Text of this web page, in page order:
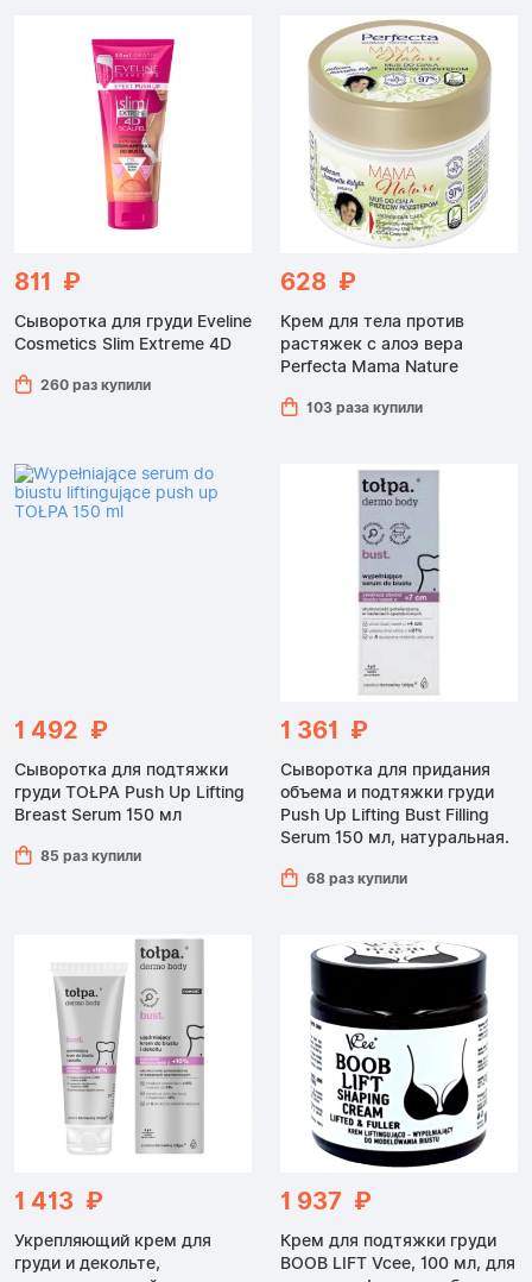
811 ₽
Сыворотка для груди Eveline
Cosmetics Slim Extreme 4D
260 раз купили
628 ₽
Крем для тела против
растяжек с алоэ вера
Perfecta Mama Nature
103 раза купили
1 492 ₽
Сыворотка для подтяжки
груди TOŁPA Push Up Lifting
Breast Serum 150 мл
85 раз купили
1 361 ₽
Сыворотка для придания
объема и подтяжки груди
Push Up Lifting Bust Filling
Serum 150 мл, натуральная.
68 раз купили
1 413 ₽
Укрепляющий крем для
груди и декольте,
1 937 ₽
Крем для подтяжки груди
BOOB LIFT Vcee, 100 мл, для